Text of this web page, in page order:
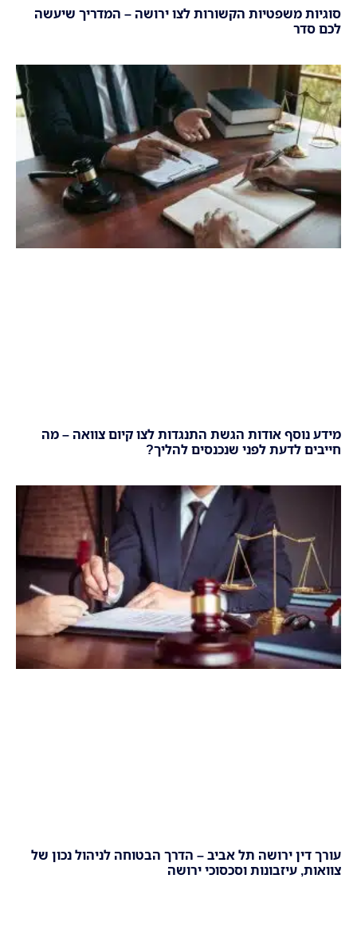
סוגיות משפטיות הקשורות לצו ירושה – המדריך שיעשה
לכם סדר
מידע נוסף אודות הגשת התנגדות לצו קיום צוואה – מה
חייבים לדעת לפני שנכנסים להליך?
עורך דין ירושה תל אביב – הדרך הבטוחה לניהול נכון של
צוואות, עיזבונות וסכסוכי ירושה